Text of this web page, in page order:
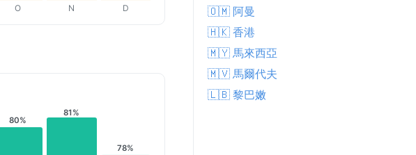
O N D
80%
81%
78%
🇴🇲 阿曼
🇭🇰 香港
🇲🇾 馬來西亞
🇲🇻 馬爾代夫
🇱🇧 黎巴嫩